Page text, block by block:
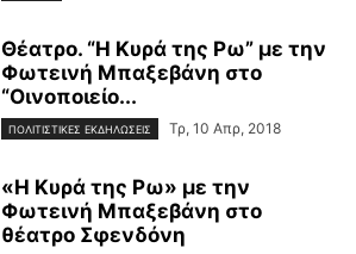
Θέατρο. “Η Κυρά της Ρω” με την
Φωτεινή Μπαξεβάνη στο
“Οινοποιείο...
ΠΟΛΙΤΙΣΤΙΚΕΣ ΕΚΔΗΛΩΣΕΙΣ Τρ, 10 Απρ, 2018
«Η Κυρά της Ρω» με την
Φωτεινή Μπαξεβάνη στο
θέατρο Σφενδόνη